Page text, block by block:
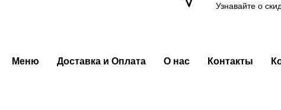
Узнавайте о
Меню Доставка и Оплата О нас Контакты